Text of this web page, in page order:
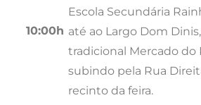
10:00h
Escola Secundária
até ao Largo Dom
tradicional Mercado do
subindo pela Rua
recinto da feira.